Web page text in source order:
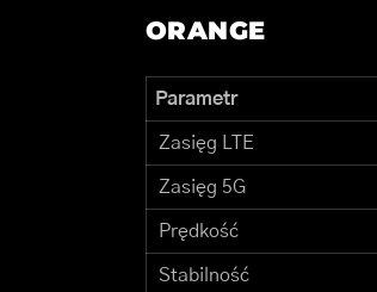
ORANGE
Parametr
Zasięg LTE
Zasięg 5G
Prędkość
Stabilność